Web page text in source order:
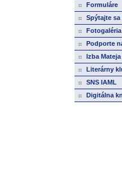
Formuláre
Spýtajte
Fotogaléria
Podporte
Izba
Literárny
SNS IAML
Digitálna